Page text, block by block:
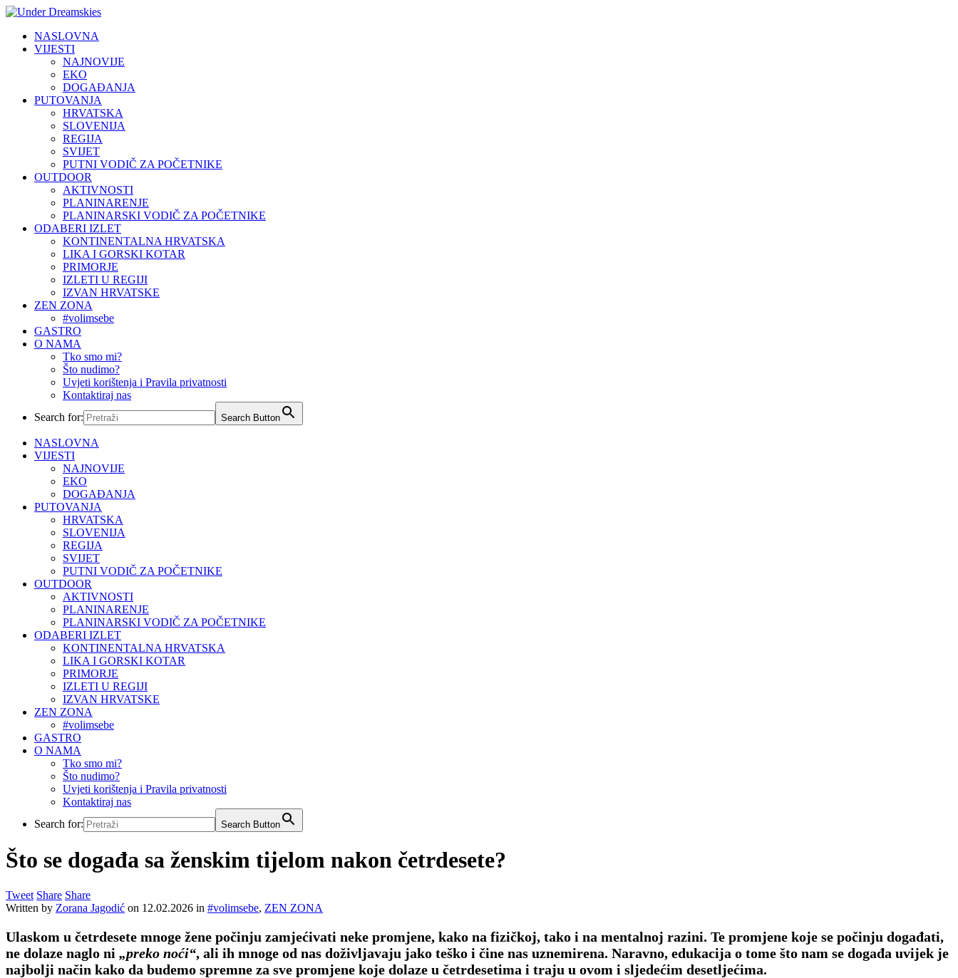
NASLOVNA
VIJESTI
NAJNOVIJE
EKO
DOGAĐANJA
PUTOVANJA
HRVATSKA
SLOVENIJA
REGIJA
SVIJET
PUTNI VODIČ ZA POČETNIKE
OUTDOOR
AKTIVNOSTI
PLANINARENJE
PLANINARSKI VODIČ ZA POČETNIKE
ODABERI IZLET
KONTINENTALNA HRVATSKA
LIKA I GORSKI KOTAR
PRIMORJE
IZLETI U REGIJI
IZVAN HRVATSKE
ZEN ZONA
#volimsebe
GASTRO
O NAMA
Tko smo mi?
Što nudimo?
Uvjeti korištenja i Pravila privatnosti
Kontaktiraj nas
Search for:
Search Button
NASLOVNA
VIJESTI
NAJNOVIJE
EKO
DOGAĐANJA
PUTOVANJA
HRVATSKA
SLOVENIJA
REGIJA
SVIJET
PUTNI VODIČ ZA POČETNIKE
OUTDOOR
AKTIVNOSTI
PLANINARENJE
PLANINARSKI VODIČ ZA POČETNIKE
ODABERI IZLET
KONTINENTALNA HRVATSKA
LIKA I GORSKI KOTAR
PRIMORJE
IZLETI U REGIJI
IZVAN HRVATSKE
ZEN ZONA
#volimsebe
GASTRO
O NAMA
Tko smo mi?
Što nudimo?
Uvjeti korištenja i Pravila privatnosti
Kontaktiraj nas
Search for:
Search Button
Što se događa sa ženskim tijelom nakon četrdesete?
Tweet Share Share
Written by Zorana Jagodić on 12.02.2026 in #volimsebe, ZEN ZONA
Ulaskom u četrdesete mnoge žene počinju zamjećivati neke promjene, kako na fizičkoj, tako i na mentalnoj razini. Te promjene koje se počinju događati,
ne dolaze naglo ni „preko noći“, ali ih mnoge od nas doživljavaju jako teško i čine nas uznemirena. Naravno, edukacija o tome što nam se događa uvijek je
najbolji način kako da budemo spremne za sve promjene koje dolaze u četrdesetima i traju u ovom i sljedećim desetljećima.